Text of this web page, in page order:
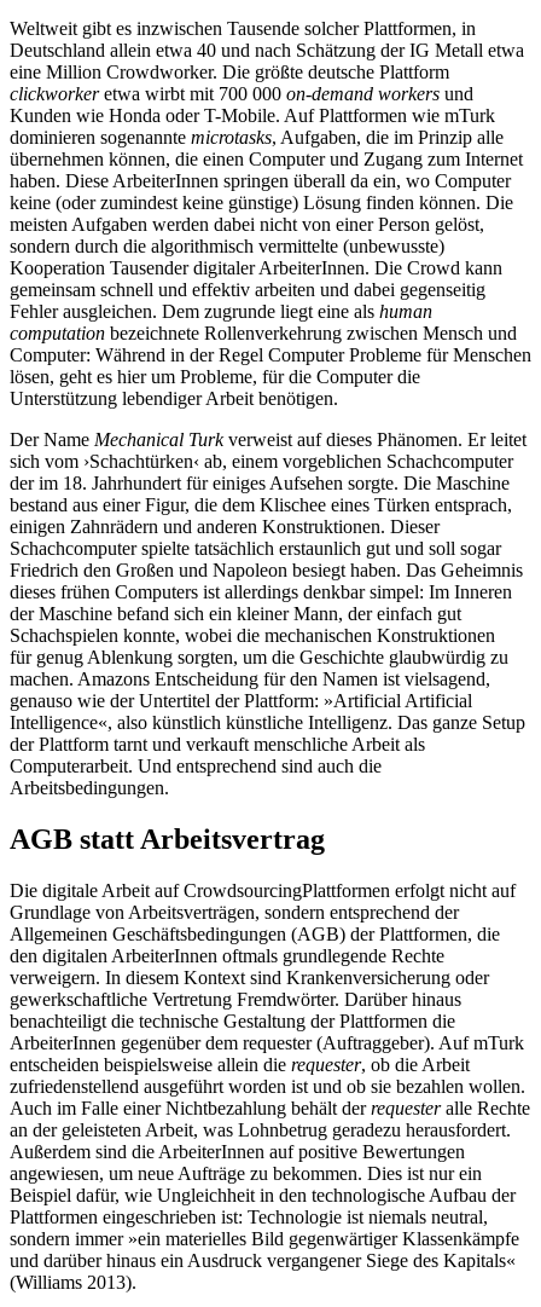
Weltweit gibt es inzwischen Tausende solcher Plattformen, in
Deutschland allein etwa 40 und nach Schätzung der IG Metall etwa
eine Million Crowdworker. Die größte deutsche Plattform
clickworkeretwa wirbt mit 700 000 on-demand workers und
Kunden wie Honda oder T-Mobile. Auf Plattformen wie mTurk
dominieren sogenannte microtasks, Aufgaben, die im Prinzip alle
übernehmen können, die einen Computer und Zugang zum Internet
haben. Diese ArbeiterInnen springen überall da ein, wo Computer
keine (oder zumindest keine günstige) Lösung finden können. Die
meisten Aufgaben werden dabei nicht von einer Person gelöst,
sondern durch die algorithmisch vermittelte (unbewusste)
Kooperation Tausender digitaler ArbeiterInnen. Die Crowd kann
gemeinsam schnell und effektiv arbeiten und dabei gegenseitig
Fehler ausgleichen. Dem zugrunde liegt eine als human
computation bezeichnete Rollenverkehrung zwischen Mensch und
Computer: Während in der Regel Computer Probleme für Menschen
lösen, geht es hier um Probleme, für die Computer die
Unterstützung lebendiger Arbeit benötigen.
Der Name Mechanical Turkverweist auf dieses Phänomen. Er leitet
sich vom ›Schachtürken‹ ab, einem vorgeblichen Schachcomputer
der im 18. Jahrhundert für einiges Aufsehen sorgte. Die Maschine
bestand aus einer Figur, die dem Klischee eines Türken entsprach,
einigen Zahnrädern und anderen Konstruktionen. Dieser
Schachcomputer spielte tatsächlich erstaunlich gut und soll sogar
Friedrich den Großen und Napoleon besiegt haben. Das Geheimnis
dieses frühen Computers ist allerdings denkbar simpel: Im Inneren
der Maschine befand sich ein kleiner Mann, der einfach gut
Schachspielen konnte, wobei die mechanischen Konstruktionen
für genug Ablenkung sorgten, um die Geschichte glaubwürdig zu
machen. Amazons Entscheidung für den Namen ist vielsagend,
genauso wie der Untertitel der Plattform: »Artificial Artificial
Intelligence«, also künstlich künstliche Intelligenz. Das ganze Setup
der Plattform tarnt und verkauft menschliche Arbeit als
Computerarbeit. Und entsprechend sind auch die
Arbeitsbedingungen.
AGB statt Arbeitsvertrag
Die digitale Arbeit auf CrowdsourcingPlattformen erfolgt nicht auf
Grundlage von Arbeitsverträgen, sondern entsprechend der
Allgemeinen Geschäftsbedingungen (AGB) der Plattformen, die
den digitalen ArbeiterInnen oftmals grundlegende Rechte
verweigern. In diesem Kontext sind Krankenversicherung oder
gewerkschaftliche Vertretung Fremdwörter. Darüber hinaus
benachteiligt die technische Gestaltung der Plattformen die
ArbeiterInnen gegenüber dem requester (Auftraggeber). Auf mTurk
entscheiden beispielsweise allein die requester, ob die Arbeit
zufriedenstellend ausgeführt worden ist und ob sie bezahlen wollen.
Auch im Falle einer Nichtbezahlung behält derrequesteralle Rechte
an der geleisteten Arbeit, was Lohnbetrug geradezu herausfordert.
Außerdem sind die ArbeiterInnen auf positive Bewertungen
angewiesen, um neue Aufträge zu bekommen. Dies ist nur ein
Beispiel dafür, wie Ungleichheit in den technologische Aufbau der
Plattformen eingeschrieben ist: Technologie ist niemals neutral,
sondern immer »ein materielles Bild gegenwärtiger Klassenkämpfe
und darüber hinaus ein Ausdruck vergangener Siege des Kapitals«
(Williams 2013).